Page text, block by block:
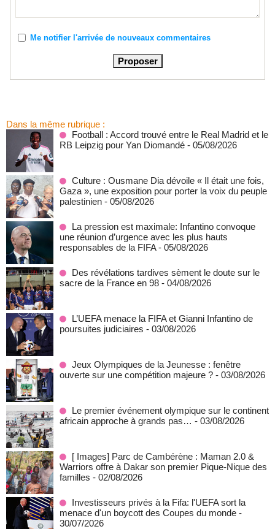
Me notifier l'arrivée de nouveaux commentaires
Dans la même rubrique :
Football : Accord trouvé entre le Real Madrid et le
RB Leipzig pour Yan Diomandé - 05/08/2026
Culture : Ousmane Dia dévoile « Il était une fois,
Gaza », une exposition pour porter la voix du peuple
palestinien - 05/08/2026
La pression est maximale: Infantino convoque
une réunion d’urgence avec les plus hauts
responsables de la FIFA - 05/08/2026
Des révélations tardives sèment le doute sur le
sacre de la France en 98 - 04/08/2026
L’UEFA menace la FIFA et Gianni Infantino de
poursuites judiciaires - 03/08/2026
Jeux Olympiques de la Jeunesse : fenêtre
ouverte sur une compétition majeure ? - 03/08/2026
Le premier événement olympique sur le continent
africain approche à grands pas… - 03/08/2026
[ Images] Parc de Cambérène : Maman 2.0 &
Warriors offre à Dakar son premier Pique-Nique des
familles - 02/08/2026
Investisseurs privés à la Fifa: l'UEFA sort la
menace d'un boycott des Coupes du monde -
30/07/2026